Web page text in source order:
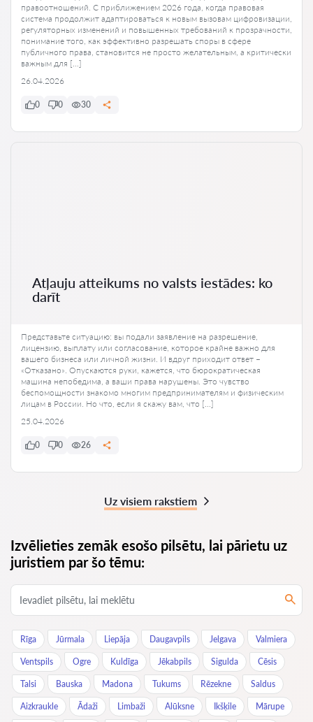
правоотношений. С приближением 2026 года, когда правовая
система продолжит адаптироваться к новым вызовам цифровизации,
регуляторных изменений и повышенных требований к прозрачности,
понимание того, как эффективно разрешать споры в сфере
публичного права, становится не просто желательным, а критически
важным для […]
26.04.2026
0 0 30
Atļauju atteikums no valsts iestādes: ko
darīt
Представьте ситуацию: вы подали заявление на разрешение,
лицензию, выплату или согласование, которое крайне важно для
вашего бизнеса или личной жизни. И вдруг приходит ответ –
«Отказано». Опускаются руки, кажется, что бюрократическая
машина непобедима, а ваши права нарушены. Это чувство
беспомощности знакомо многим предпринимателям и физическим
лицам в России. Но что, если я скажу вам, что […]
25.04.2026
0 0 26
Uz visiem rakstiem
Izvēlieties zemāk esošo pilsētu, lai pārietu uz
juristiem par šo tēmu:
Rīga Jūrmala Liepāja Daugavpils Jelgava Valmiera
Ventspils Ogre Kuldīga Jēkabpils Sigulda Cēsis
Talsi Bauska Madona Tukums Rēzekne Saldus
Aizkraukle Ādaži Limbaži Alūksne Ikšķile Mārupe